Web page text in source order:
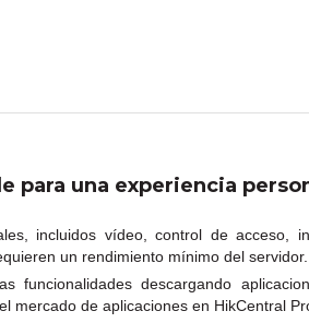
para una experiencia
incluidos vídeo, control de acceso,
un rendimiento mínimo del servidor.
funcionalidades descargando
mercado de aplicaciones en HikCentral